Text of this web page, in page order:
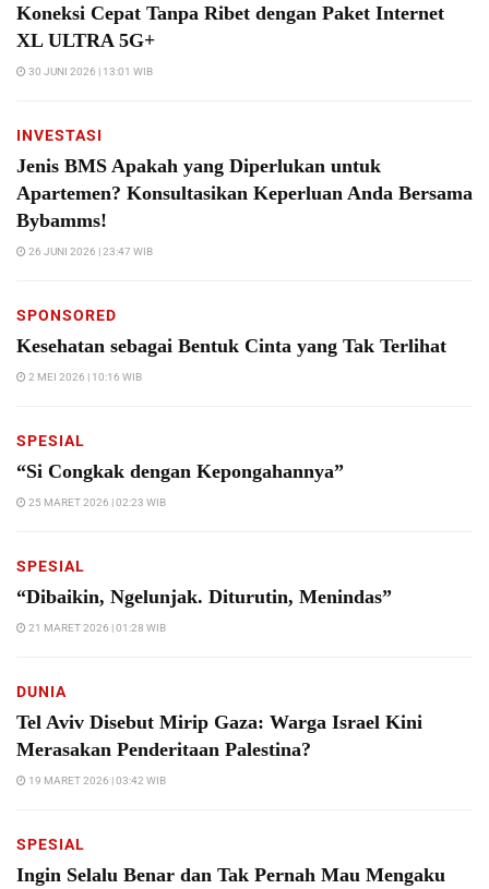
Koneksi Cepat Tanpa Ribet dengan Paket Internet
XL ULTRA 5G+
30 JUNI 2026 | 13:01 WIB
INVESTASI
Jenis BMS Apakah yang Diperlukan untuk
Apartemen? Konsultasikan Keperluan Anda Bersama
Bybamms!
26 JUNI 2026 | 23:47 WIB
SPONSORED
Kesehatan sebagai Bentuk Cinta yang Tak Terlihat
2 MEI 2026 | 10:16 WIB
SPESIAL
“Si Congkak dengan Kepongahannya”
25 MARET 2026 | 02:23 WIB
SPESIAL
“Dibaikin, Ngelunjak. Diturutin, Menindas”
21 MARET 2026 | 01:28 WIB
DUNIA
Tel Aviv Disebut Mirip Gaza: Warga Israel Kini
Merasakan Penderitaan Palestina?
19 MARET 2026 | 03:42 WIB
SPESIAL
Ingin Selalu Benar dan Tak Pernah Mau Mengaku